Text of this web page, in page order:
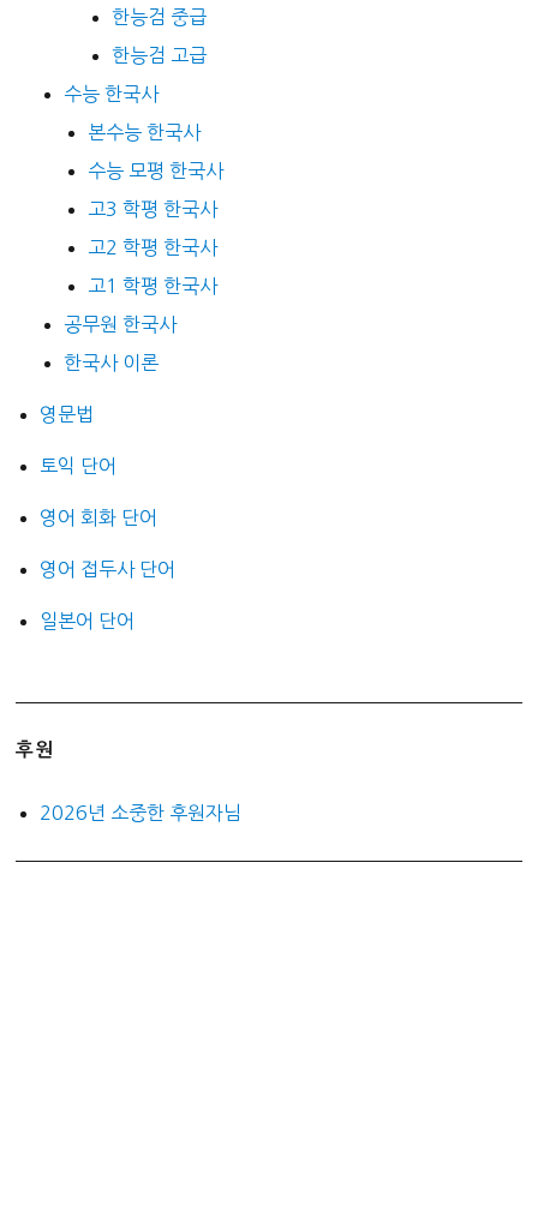
한능검 중급
한능검 고급
수능 한국사
본수능 한국사
수능 모평 한국사
고3 학평 한국사
고2 학평 한국사
고1 학평 한국사
공무원 한국사
한국사 이론
영문법
토익 단어
영어 회화 단어
영어 접두사 단어
일본어 단어
후원
2026년 소중한 후원자님